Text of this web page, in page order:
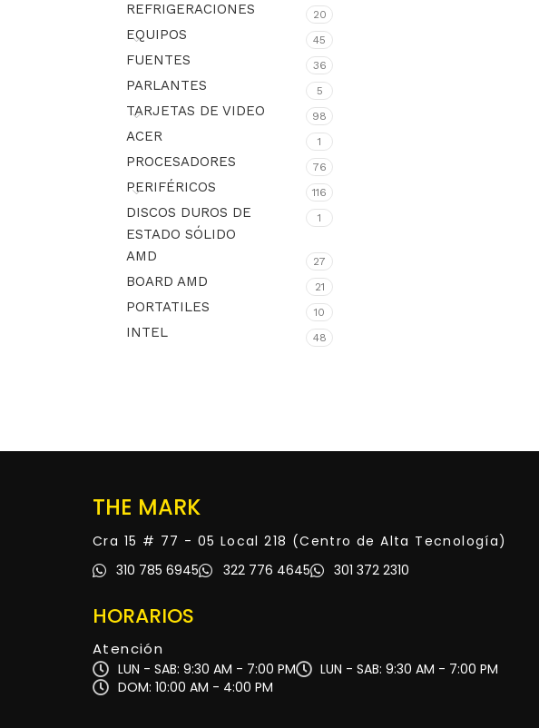
REFRIGERACIONES 20
EQUIPOS 45
FUENTES 36
PARLANTES 5
TARJETAS DE VIDEO 98
ACER 1
PROCESADORES 76
PERIFÉRICOS 116
DISCOS DUROS DE
ESTADO SÓLIDO
1
AMD 27
BOARD AMD 21
PORTATILES 10
INTEL 48
THE MARK
Cra 15 # 77 - 05 Local 218 (Centro de Alta Tecnología)
310 785 6945
322 776 4645 301 372 2310
HORARIOS
Atención
LUN - SAB: 9:30 AM - 7:00 PM
LUN - SAB: 9:30 AM - 7:00 PM
DOM: 10:00 AM - 4:00 PM